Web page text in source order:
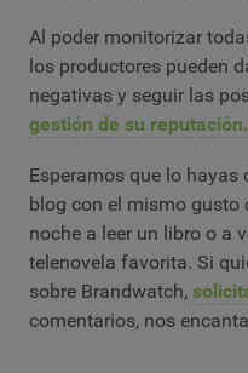
Al poder monitorizar
los productores pueden
negativas y seguir las
gestión de su reputación.
Esperamos que lo
blog con el mismo gusto
noche a leer un libro o a
telenovela favorita. Si
sobre Brandwatch,
comentarios, nos